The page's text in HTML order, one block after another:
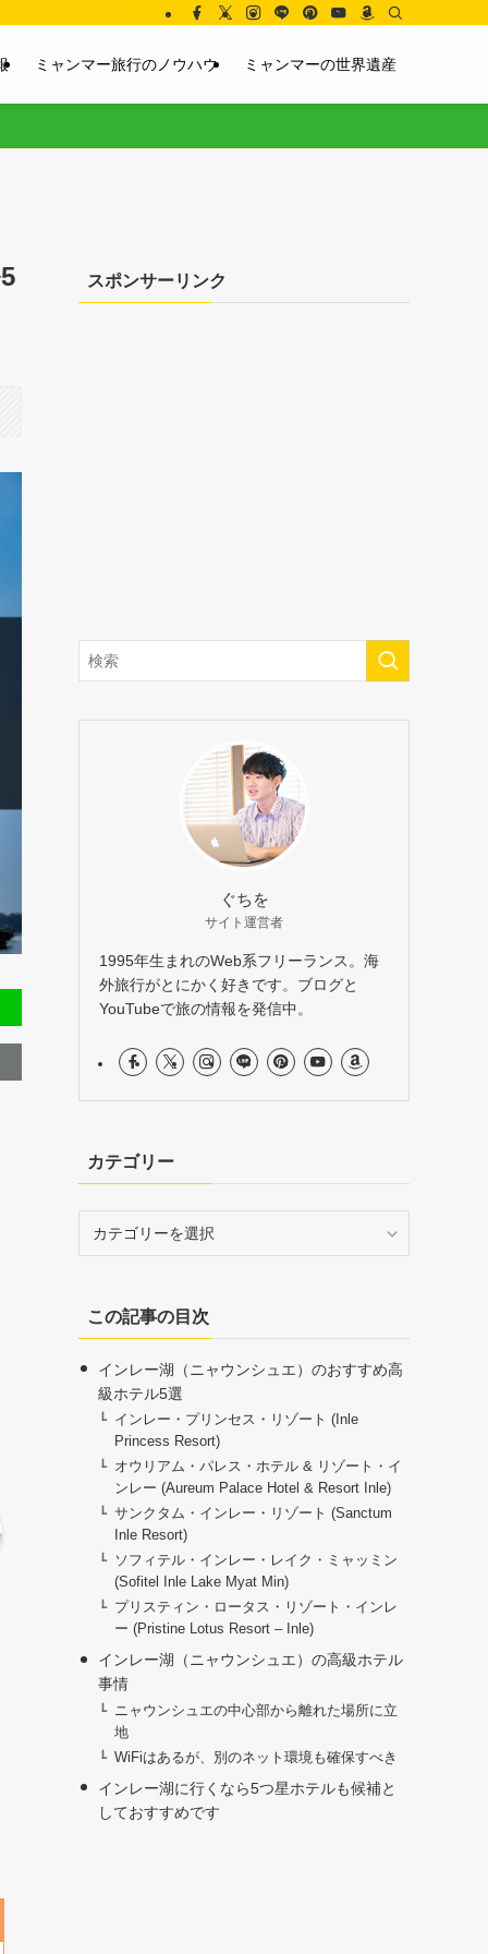
ミャンマー旅行のノウハウ ミャンマーの世界遺産
スポンサーリンク
ぐちを
サイト運営者
1995年生まれのWeb系フリーランス。海
外旅行がとにかく好きです。ブログと
YouTubeで旅の情報を発信中。
カテゴリー
ーこの記事の目次
インレー湖（ニャウンシュエ）のおすすめ高
級ホテル5選
インレー・プリンセス・リゾート (Inle
Princess Resort)
オウリアム・パレス・ホテル & リゾート・イ
ンレー (Aureum Palace Hotel & Resort Inle)
サンクタム・インレー・リゾート (Sanctum
Inle Resort)
ソフィテル・インレー・レイク・ミャッミン
(Sofitel Inle Lake Myat Min)
プリスティン・ロータス・リゾート・インレ
ー (Pristine Lotus Resort – Inle)
インレー湖（ニャウンシュエ）の高級ホテル
事情
ニャウンシュエの中心部から離れた場所に立
地
WiFiはあるが、別のネット環境も確保すべき
インレー湖に行くなら5つ星ホテルも候補と
しておすすめです